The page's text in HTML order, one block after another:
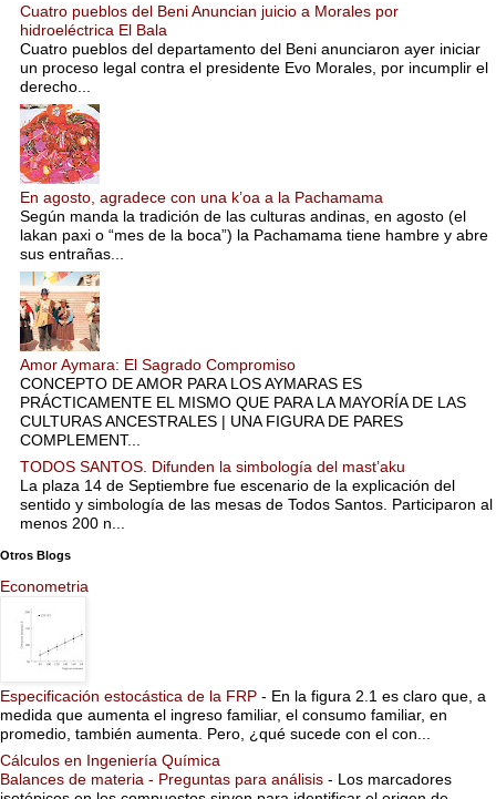
Cuatro pueblos del Beni Anuncian juicio a Morales por
hidroeléctrica El Bala
Cuatro pueblos del departamento del Beni anunciaron ayer iniciar
un proceso legal contra el presidente Evo Morales, por incumplir el
derecho...
En agosto, agradece con una k’oa a la Pachamama
Según manda la tradición de las culturas andinas, en agosto (el
lakan paxi o “mes de la boca”) la Pachamama tiene hambre y abre
sus entrañas...
Amor Aymara: El Sagrado Compromiso
CONCEPTO DE AMOR PARA LOS AYMARAS ES
PRÁCTICAMENTE EL MISMO QUE PARA LA MAYORÍA DE LAS
CULTURAS ANCESTRALES | UNA FIGURA DE PARES
COMPLEMENT...
TODOS SANTOS. Difunden la simbología del mast’aku
La plaza 14 de Septiembre fue escenario de la explicación del
sentido y simbología de las mesas de Todos Santos. Participaron al
menos 200 n...
Otros Blogs
Econometria
Especificación estocástica de la FRP - En la figura 2.1 es claro que, a
medida que aumenta el ingreso familiar, el consumo familiar, en
promedio, también aumenta. Pero, ¿qué sucede con el con...
Cálculos en Ingeniería Química
Balances de materia - Preguntas para análisis - Los marcadores